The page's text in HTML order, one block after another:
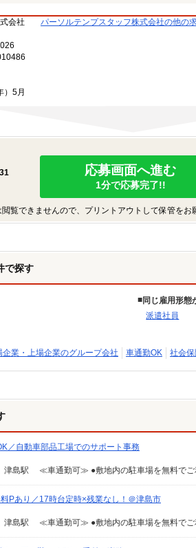
会社
パーソルテンプスタッフ株式会社の他の
）5月
応募画面へ進む
1分で応募完了!!
覧できませんので、プリントアウトして保管をお
で探す
同じ雇用形態
派遣社員
企業・上場企業のグループ会社 車通勤OK 社会保
／自動車部品工場でのサポート事務
津島駅 ≪車通勤可≫ ●敷地内の駐車場を無料でご
あり／17時台定時×残業なし！＠津島市
津島駅 ≪車通勤可≫ ●敷地内の駐車場を無料でご